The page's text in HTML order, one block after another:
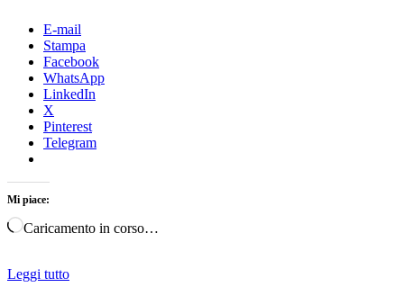
E-mail
Stampa
Facebook
WhatsApp
LinkedIn
X
Pinterest
Telegram
Mi piace:
Caricamento in corso…
Leggi tutto